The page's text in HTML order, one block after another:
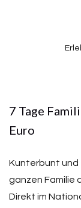
7 Tage
Euro
Kunterbunt und
ganzen Familie
Direkt im